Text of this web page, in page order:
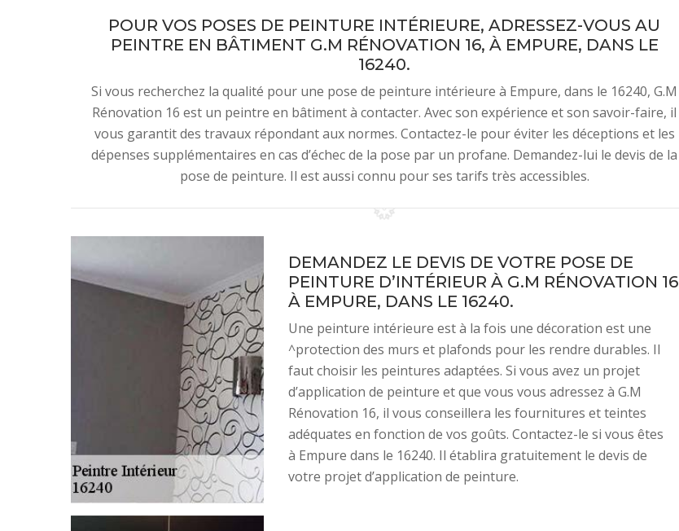
POUR VOS POSES DE PEINTURE INTÉRIEURE, ADRESSEZ-VOUS AU
PEINTRE EN BÂTIMENT G.M RÉNOVATION 16, À EMPURE, DANS LE
16240.
Si vous recherchez la qualité pour une pose de peinture intérieure à Empure, dans le 16240, G.M
Rénovation 16 est un peintre en bâtiment à contacter. Avec son expérience et son savoir-faire, il
vous garantit des travaux répondant aux normes. Contactez-le pour éviter les déceptions et les
dépenses supplémentaires en cas d’échec de la pose par un profane. Demandez-lui le devis de la
pose de peinture. Il est aussi connu pour ses tarifs très accessibles.
DEMANDEZ LE DEVIS DE VOTRE POSE DE
PEINTURE D’INTÉRIEUR À G.M RÉNOVATION 16
À EMPURE, DANS LE 16240.
Une peinture intérieure est à la fois une décoration est une
^protection des murs et plafonds pour les rendre durables. Il
faut choisir les peintures adaptées. Si vous avez un projet
d’application de peinture et que vous vous adressez à G.M
Rénovation 16, il vous conseillera les fournitures et teintes
adéquates en fonction de vos goûts. Contactez-le si vous êtes
à Empure dans le 16240. Il établira gratuitement le devis de
votre projet d’application de peinture.